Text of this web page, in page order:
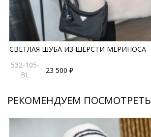
СВЕТЛАЯ ШУБА ИЗ ШЕРСТИ МЕРИНОСА
532-105-
BL
23 500 ₽
РЕКОМЕНДУЕМ ПОСМОТРЕТЬ